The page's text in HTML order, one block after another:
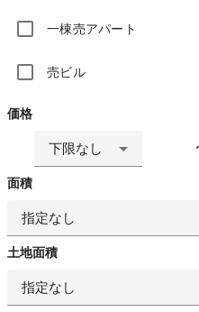
一棟売アパート
売ビル
価格
下限なし
面積
指定なし
土地面積
指定なし